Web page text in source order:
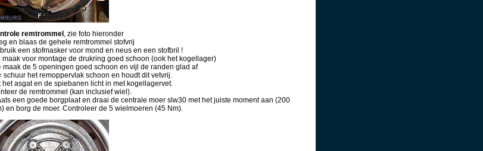
remtrommel , zie foto hieronder
en blaas de gehele remtrommel stofvrij
een stofmasker voor mond en neus en een stofbril !
maak voor montage de drukring goed schoon (ook het kogellager)
maak de 5 openingen goed schoon en vijl de randen glad af
schuur het remoppervlak schoon en houdt dit vetvrij.
het asgat en de spiebanen licht in met kogellagervet.
de remtrommel (kan inclusief wiel).
een goede borgplaat en draai de centrale moer slw30 met het juiste moment aan (200
en borg de moer. Controleer de 5 wielmoeren (45 Nm).